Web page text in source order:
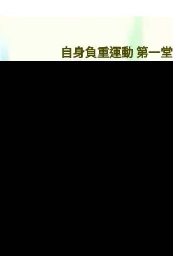
自身負重運動 第一堂